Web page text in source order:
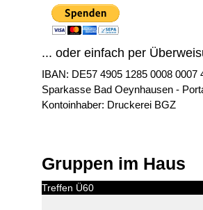
... oder einfach per
IBAN: DE57 4905 1285 0008 0007
Sparkasse Bad Oeynhausen -
Kontoinhaber: Druckerei BGZ
Gruppen im Haus
Treffen Ü60